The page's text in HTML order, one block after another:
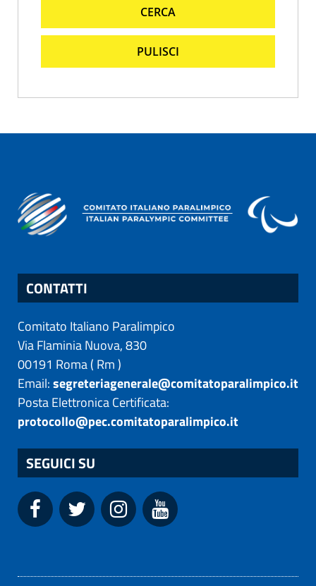
CERCA
PULISCI
CONTATTI
Comitato Italiano Paralimpico
Via Flaminia Nuova, 830
00191 Roma( Rm)
Email:segreteriagenerale@comitatoparalimpico.it
Posta Elettronica Certificata:
protocollo@pec.comitatoparalimpico.it
SEGUICI SU